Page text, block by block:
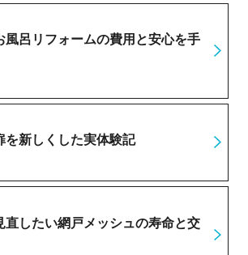
風呂リフォームの費用と安心を手
を新しくした実体験記
直したい網戸メッシュの寿命と交